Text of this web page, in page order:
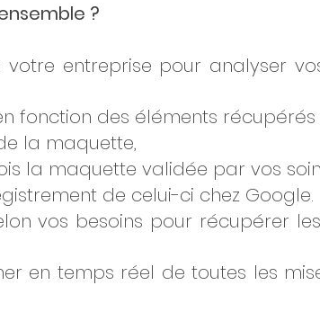
?
entreprise pour analyser
fonction des éléments récupérés
la maquette,
la maquette validée par vos
de celui-ci chez Google.
vos besoins pour récupérer
en temps réel de toutes les